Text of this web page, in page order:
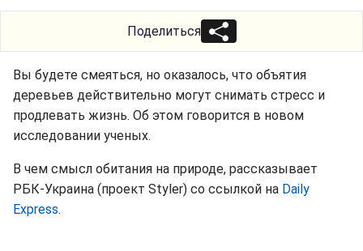
Поделиться
Вы будете смеяться, но оказалось, что объятия
деревьев действительно могут снимать стресс и
продлевать жизнь. Об этом говорится в новом
исследовании ученых.
В чем смысл обитания на природе, рассказывает
РБК-Украина (проект Styler) со ссылкой на Daily
Express.